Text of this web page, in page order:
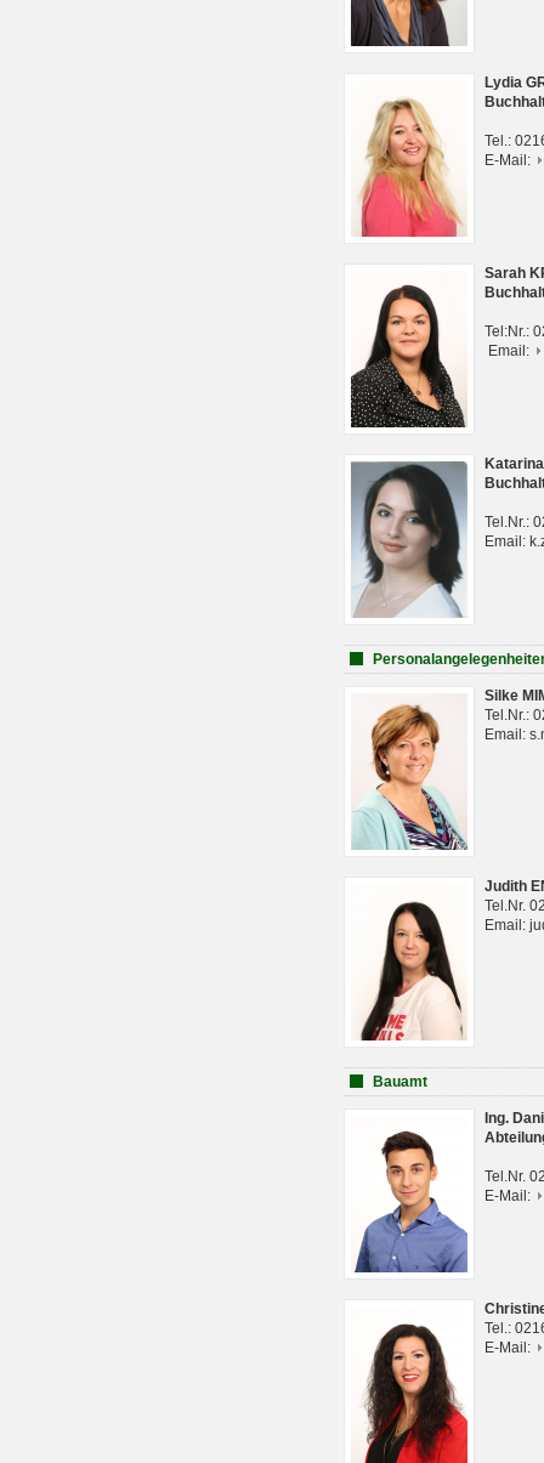
Lydia
Tel.:
E-Mail:
Sarah
Tel:Nr.:
Email:
Tel.Nr.:
Email:
Silke
Tel.Nr.:
Email:
Judith
Tel.Nr.
Email:
Bauamt
Ing.
Tel.Nr.
E-Mail:
Tel.:
E-Mail: